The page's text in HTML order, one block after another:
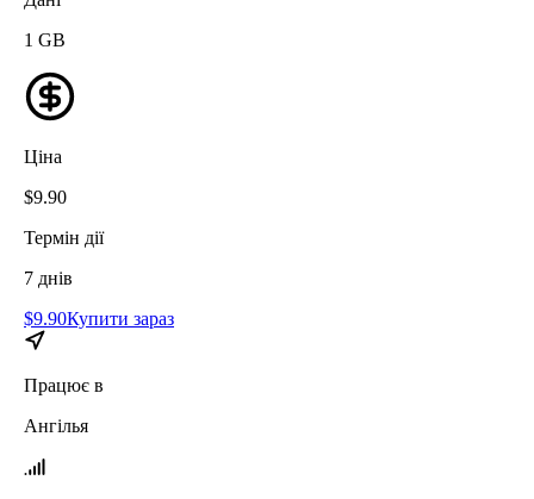
1 GB
Ціна
$9.90
Термін дії
7 днів
$9.90Купити зараз
Працює в
Ангілья